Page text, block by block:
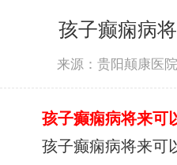
孩子癫痫病
来源：贵阳颠康医院
孩子癫痫病将来可
孩子癫痫病将来可